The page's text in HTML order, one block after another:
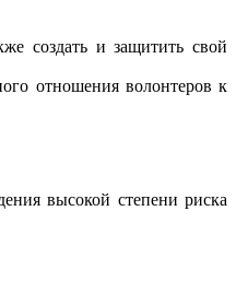
создать и защитить свой
отношения волонтеров к
высокой степени риска